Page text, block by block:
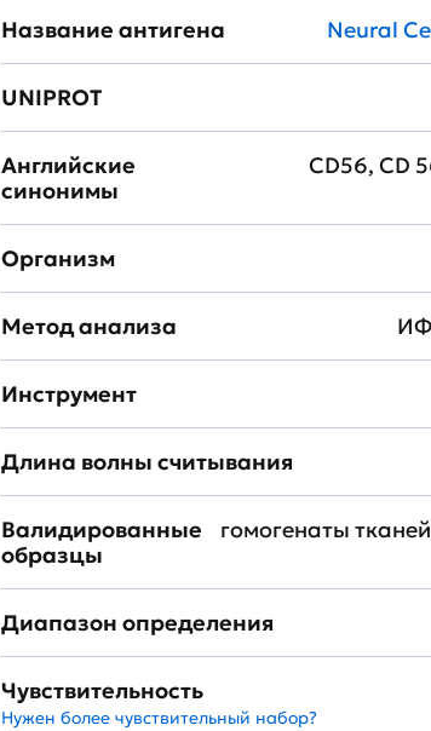
Название антигена Neural
UNIPROT
Английские
синонимы
CD56, CD
Организм
Метод анализа
Инструмент
Длина волны считывания
Валидированные
образцы
гомогенаты
Диапазон определения
Чувствительность
Нужен более чувствительный набор?